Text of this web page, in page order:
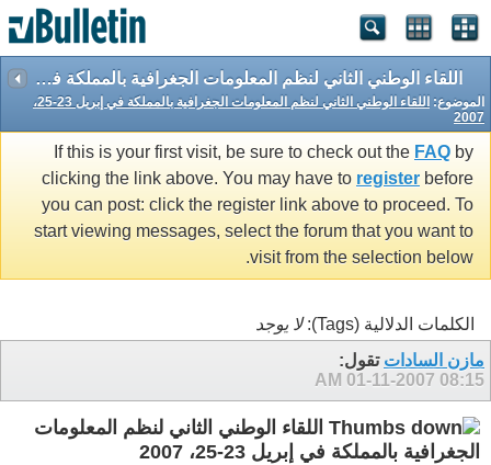
اللقاء الوطني الثاني لنظم المعلومات الجغرافية بالمملكة في إبريل 23-25، 2007
الموضوع:
اللقاء الوطني الثاني لنظم المعلومات الجغرافية بالمملكة في إبريل 23-25،
2007
If this is your first visit, be sure to check out the FAQ by
clicking the link above. You may have to register before
you can post: click the register link above to proceed. To
start viewing messages, select the forum that you want to
visit from the selection below.
الكلمات الدلالية (Tags):
لا يوجد
مازن السادات تقول:
01-11-2007 08:15 AM
اللقاء الوطني الثاني لنظم المعلومات
الجغرافية بالمملكة في إبريل 23-25، 2007